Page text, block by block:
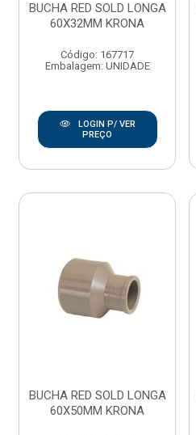
BUCHA RED SOLD LONGA
60X32MM KRONA
Código: 167717
Embalagem: UNIDADE
LOGIN P/ VER
PREÇO
BUCHA RED SOLD LONGA
60X50MM KRONA